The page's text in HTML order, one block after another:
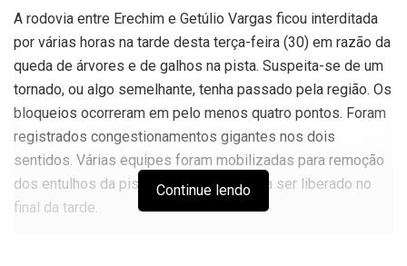
A rodovia entre Erechim e Getúlio Vargas ficou interditada
por várias horas na tarde desta terça-feira (30) em razão da
queda de árvores e de galhos na pista. Suspeita-se de um
tornado, ou algo semelhante, tenha passado pela região. Os
bloqueios ocorreram em pelo menos quatro pontos. Foram
registrados congestionamentos gigantes nos dois
sentidos. Várias equipes foram mobilizadas para remoção
dos entulhos da pista. O trânsito voltou a ser liberado no
final da tarde.
Continue lendo